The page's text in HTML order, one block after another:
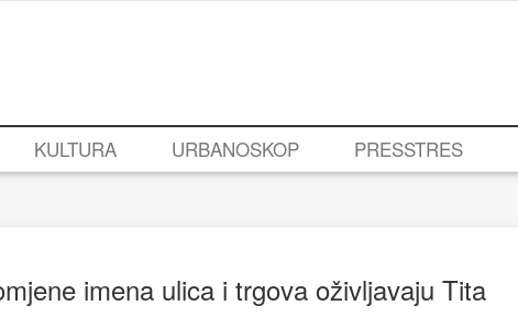
KULTURA URBANOSKOP PRESSTRES
imena ulica i trgova oživljavaju Tita